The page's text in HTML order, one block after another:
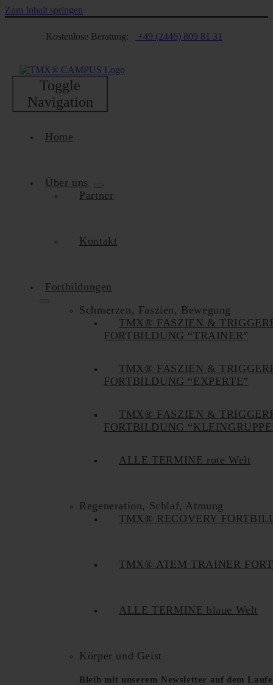
Zum Inhalt springen
Kostenlose Beratung: +49 (2446) 809 81 31
Toggle
Navigation
Home
Über uns
Partner
Kontakt
Fortbildungen
Schmerzen, Faszien, Bewegung
TMX® FASZIEN &
FORTBILDUNG “TRAINER”
TMX® FASZIEN &
FORTBILDUNG “EXPERTE”
TMX® FASZIEN &
FORTBILDUNG
ALLE TERMINE rote Welt
Regeneration, Schlaf, Atmung
TMX® RECOVERY
TMX® ATEM TRAINER
ALLE TERMINE blaue Welt
Körper und Geist
Bleib mit unserem Newsletter auf dem